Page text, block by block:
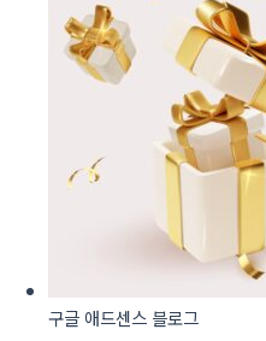
구글 애드센스 블로그